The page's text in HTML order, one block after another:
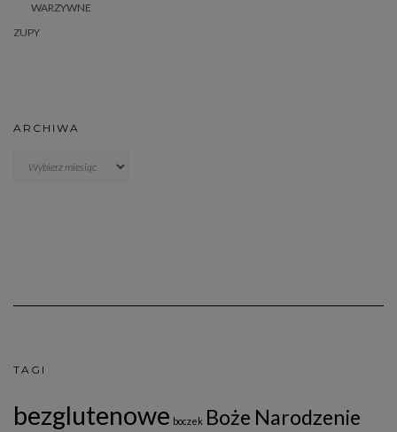
WARZYWNE
ZUPY
ARCHIWA
TAGI
bezglutenowe boczek Boże Narodzenie